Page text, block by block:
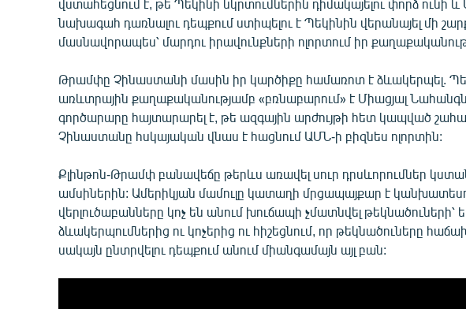
վստահեցնում է, թե Պեկինի նկրտումներին դիմակայելու փորձ ունի և
նախագահ դառնալու դեպքում ստիպելու է Պեկինին վերանայել մի
մասնավորապես՝ մարդու իրավունքների ոլորտում իր
Թրամփը Չինաստանի մասին իր կարծիքը համառոտ է ձևակերպել.
առևտրային քաղաքականությամբ «բռնաբարում» է Միացյալ
գործարարը հայտարարել է, թե ազգային արժույթի հետ կապված
Չինաստանը հսկայական վնաս է հացնում ԱՄՆ-ի բիզնես ոլորտին:
Քլինթոն-Թրամփ բանավեճը թերևս առավել սուր դրսևորումներ
ամսիներին: Ամերիկյան մամուլը կատաղի մրցապայքար է
վերլուծաբանները կոչ են անում խուճապի չմատնվել թեկնածուների՝
ձևակերպումներից ու կոչերից ու հիշեցնում, որ թեկնածուները
սակայն ընտրվելու դեպքում անում միանգամայն այլ բան: